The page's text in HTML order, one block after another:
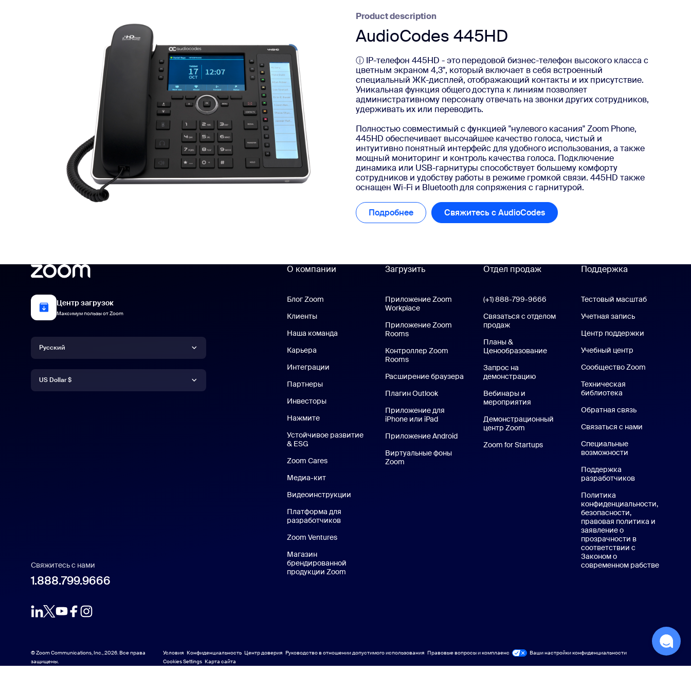
Приложения и интеграции
Установить на компьютер Свяжитесь с нами
(+1) 888-799-9666 (+1) 888-303-1012
Product description
AudioCodes 445HD
ⓘ IP-телефон 445HD - это передовой бизнес-телефон высокого класса с
цветным экраном 4,3", который включает в себя встроенный
специальный ЖК-дисплей, отображающий контакты и их присутствие.
Уникальная функция общего доступа к линиям позволяет
административному персоналу отвечать на звонки других сотрудников,
удерживать их или переводить.
Полностью совместимый с функцией "нулевого касания" Zoom Phone,
445HD обеспечивает высочайшее качество голоса, чистый и
интуитивно понятный интерфейс для удобного использования, а также
мощный мониторинг и контроль качества голоса. Подключение
динамика или USB-гарнитуры способствует большему комфорту
сотрудников и удобству работы в режиме громкой связи. 445HD также
оснащен Wi-Fi и Bluetooth для сопряжения с гарнитурой.
Подробнее ПодробнееСвяжитесь с AudioCodes Свяжитесь с AudioCodes
Центр загрузок
Максимум пользы от Zoom
Язык
Русский
Deutsch
한국어
Nederlands
Валюта
US Dollar $
Свяжитесь с нами
1.888.799.9666
О компании
Блог Zoom
Клиенты
Наша команда Наш коллектив
Карьера
Интеграции
Партнеры
Инвесторы
Нажмите
Устойчивое развитие
& ESG
Zoom Cares
Медиа-кит
Видеоинструкции
Платформа для
разработчиков
Zoom Ventures
Магазин
брендированной
продукции Zoom
Загрузить
Приложение Zoom
WorkplaceПриложение Zoom Workplace
Приложение Zoom
RoomsПриложение Zoom Rooms
Контроллер Zoom
Rooms
Расширение браузера
Плагин Outlook
Приложение для
iPhone или iPadПриложение для iPhone или iPad
Приложение AndroidПриложение Android
Виртуальные фоны
Zoom
Отдел продаж
(+1) 888-799-9666 Вызов одним щелчком
Связаться с отделом
продаж
Планы &
ЦенообразованиеТарифные планы и цены
Запрос на
демонстрациюЗапросить демонстрацию
Вебинары и
мероприятия
Демонстрационный
центр Zoom Демонстрационный центр Zoom
Zoom for StartupsZoom for Startups
Поддержка
Поддержка
Тестовый масштаб
Учетная запись
Центр поддержки
Учебный центр
Сообщество Zoom
Техническая
библиотека
Обратная связь
Связаться с нами
Специальные
возможности
Поддержка
разработчиков
Политика
конфиденциальности,
безопасности,
правовая политика и
заявление о
прозрачности в
соответствии с
Законом о
современном рабстве
© Zoom Communications, Inc., 2026. Все права
защищены.
Условия Конфиденциальность Центр доверия Руководство в отношении допустимого использования Правовые вопросы и комплаенс
Правовые вопросы и контроль соблюдения требованийВаши настройки конфиденциальности
Cookies Settings Карта сайта
Карта сайта